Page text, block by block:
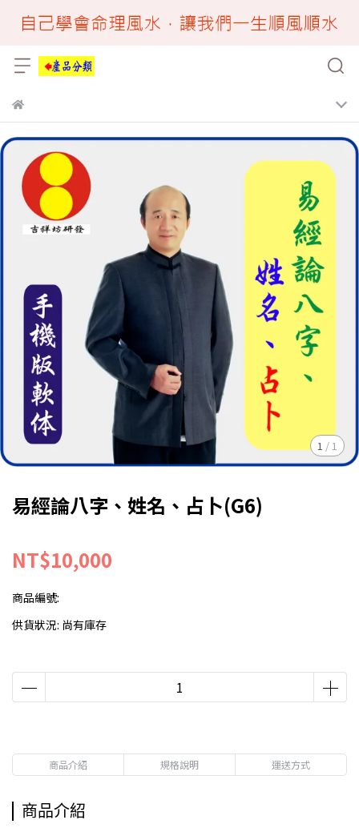
1 /1
易經論八字、姓名、占卜(G6)
NT$10,000
商品編號:
供貨狀況: 尚有庫存
商品介紹 規格說明 運送方式
商品介紹